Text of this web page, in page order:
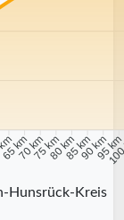
65 km70 km75 km80 km85 km90 km95 km
Hunsrück-Kreis